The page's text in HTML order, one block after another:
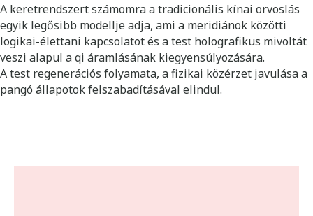
A keretrendszert számomra a tradicionális kínai orvoslás
egyik legősibb modellje adja, ami a meridiánok közötti
logikai-élettani kapcsolatot és a test holografikus mivoltát
veszi alapul a qi áramlásának kiegyensúlyozására.
A test regenerációs folyamata, a fizikai közérzet javulása a
pangó állapotok felszabadításával elindul.